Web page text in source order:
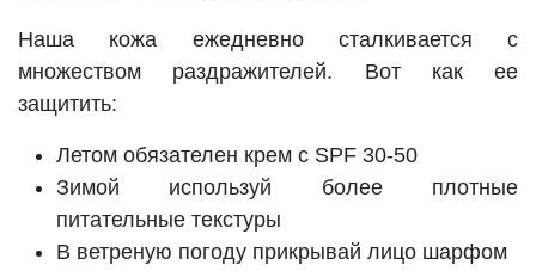
Наша кожа ежедневно сталкивается с
множеством раздражителей. Вот как ее
защитить:
Летом обязателен крем с SPF 30-50
Зимой используй более плотные
питательные текстуры
В ветреную погоду прикрывай лицо шарфом